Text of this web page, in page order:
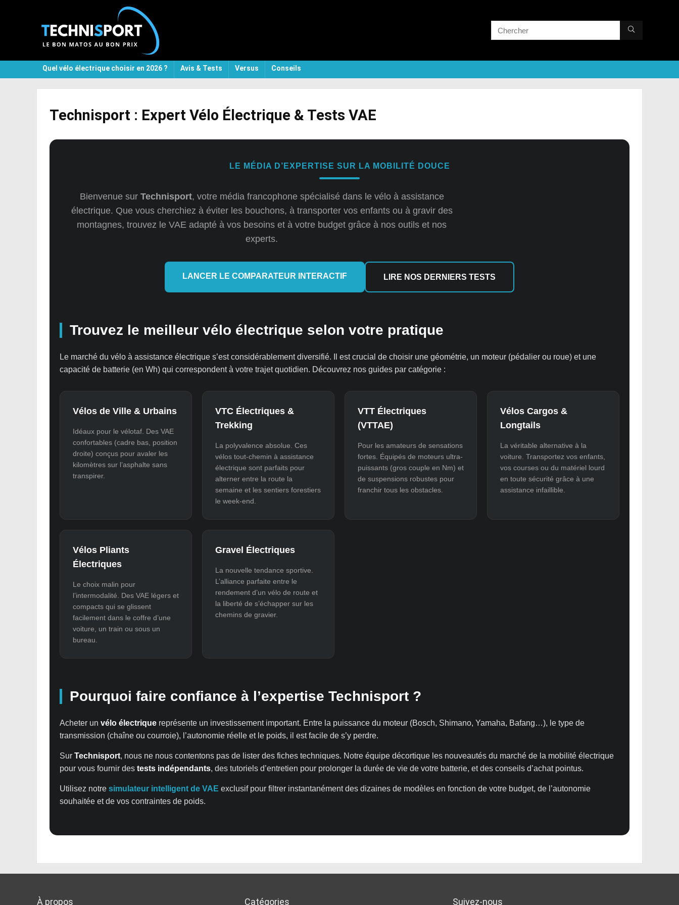
Quel vélo électrique choisir en 2026 ? Avis & Tests Versus Conseils
Technisport : Expert Vélo Électrique & Tests VAE
LE MÉDIA D’EXPERTISE SUR LA MOBILITÉ DOUCE
Bienvenue sur Technisport, votre média francophone spécialisé dans le vélo à assistance
électrique. Que vous cherchiez à éviter les bouchons, à transporter vos enfants ou à gravir des
montagnes, trouvez le VAE adapté à vos besoins et à votre budget grâce à nos outils et nos
experts.
LANCER LE COMPARATEUR INTERACTIF LIRE NOS DERNIERS TESTS
Trouvez le meilleur vélo électrique selon votre pratique
Le marché du vélo à assistance électrique s’est considérablement diversifié. Il est crucial de choisir une géométrie, un moteur (pédalier ou roue) et une
capacité de batterie (en Wh) qui correspondent à votre trajet quotidien. Découvrez nos guides par catégorie :
Vélos de Ville & Urbains
Idéaux pour le vélotaf. Des VAE
confortables (cadre bas, position
droite) conçus pour avaler les
kilomètres sur l’asphalte sans
transpirer.
VTC Électriques &
Trekking
La polyvalence absolue. Ces
vélos tout-chemin à assistance
électrique sont parfaits pour
alterner entre la route la
semaine et les sentiers forestiers
le week-end.
VTT Électriques
(VTTAE)
Pour les amateurs de sensations
fortes. Équipés de moteurs ultra-
puissants (gros couple en Nm) et
de suspensions robustes pour
franchir tous les obstacles.
Vélos Cargos &
Longtails
La véritable alternative à la
voiture. Transportez vos enfants,
vos courses ou du matériel lourd
en toute sécurité grâce à une
assistance infaillible.
Vélos Pliants
Électriques
Le choix malin pour
l’intermodalité. Des VAE légers et
compacts qui se glissent
facilement dans le coffre d’une
voiture, un train ou sous un
bureau.
Gravel Électriques
La nouvelle tendance sportive.
L’alliance parfaite entre le
rendement d’un vélo de route et
la liberté de s’échapper sur les
chemins de gravier.
Pourquoi faire confiance à l’expertise Technisport ?
Acheter un vélo électrique représente un investissement important. Entre la puissance du moteur (Bosch, Shimano, Yamaha, Bafang…), le type de
transmission (chaîne ou courroie), l’autonomie réelle et le poids, il est facile de s’y perdre.
Sur Technisport, nous ne nous contentons pas de lister des fiches techniques. Notre équipe décortique les nouveautés du marché de la mobilité électrique
pour vous fournir des tests indépendants, des tutoriels d’entretien pour prolonger la durée de vie de votre batterie, et des conseils d’achat pointus.
Utilisez notre simulateur intelligent de VAE exclusif pour filtrer instantanément des dizaines de modèles en fonction de votre budget, de l’autonomie
souhaitée et de vos contraintes de poids.
À propos Catégories Suivez-nous